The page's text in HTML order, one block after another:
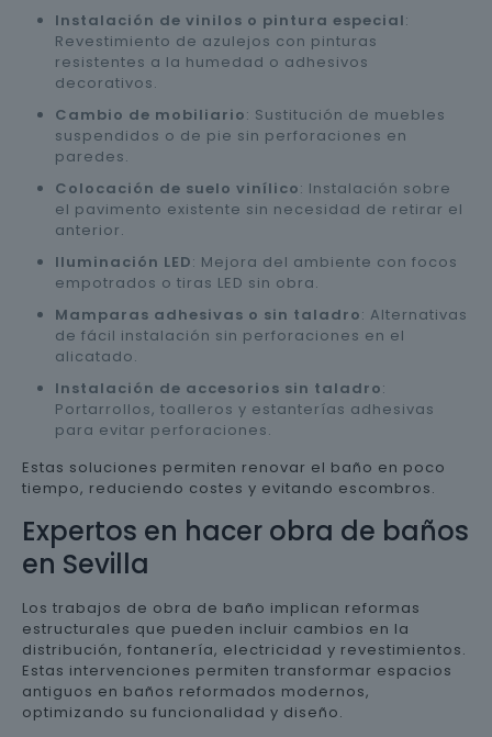
Instalación de vinilos o pintura especial:
Revestimiento de azulejos con pinturas
resistentes a la humedad o adhesivos
decorativos.
Cambio de mobiliario: Sustitución de muebles
suspendidos o de pie sin perforaciones en
paredes.
Colocación de suelo vinílico: Instalación sobre
el pavimento existente sin necesidad de retirar el
anterior.
Iluminación LED: Mejora del ambiente con focos
empotrados o tiras LED sin obra.
Mamparas adhesivas o sin taladro: Alternativas
de fácil instalación sin perforaciones en el
alicatado.
Instalación de accesorios sin taladro:
Portarrollos, toalleros y estanterías adhesivas
para evitar perforaciones.
Estas soluciones permiten renovar el baño en poco
tiempo, reduciendo costes y evitando escombros.
Expertos en hacer obra de baños
en Sevilla
Los trabajos de obra de baño implican reformas
estructurales que pueden incluir cambios en la
distribución, fontanería, electricidad y revestimientos.
Estas intervenciones permiten transformar espacios
antiguos en baños reformados modernos,
optimizando su funcionalidad y diseño.